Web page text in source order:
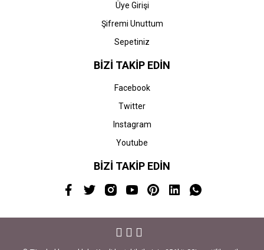
Üye Girişi
Şifremi Unuttum
Sepetiniz
BİZİ TAKİP EDİN
Facebook
Twitter
Instagram
Youtube
BİZİ TAKİP EDİN